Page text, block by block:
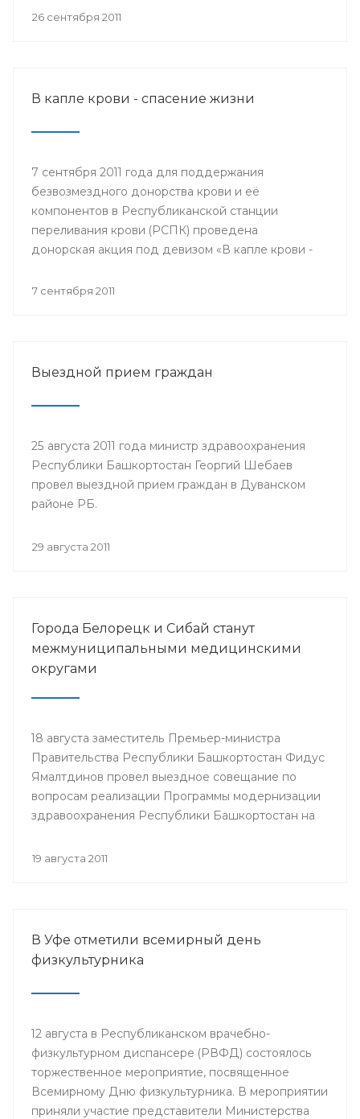
мобильном пункте заготовки крови донором мог
26 сентября 2011
В капле крови - спасение жизни
7 сентября 2011 года для поддержания
безвозмездного донорства крови и её
компонентов в Республиканской станции
переливания крови (РСПК) проведена
донорская акция под девизом «В капле крови -
7 сентября 2011
Выездной прием граждан
25 августа 2011 года министр здравоохранения
Республики Башкортостан Георгий Шебаев
провел выездной прием граждан в Дуванском
районе РБ.
29 августа 2011
Города Белорецк и Сибай станут
межмуниципальными медицинскими
округами
18 августа заместитель Премьер-министра
Правительства Республики Башкортостан Фидус
Ямалтдинов провел выездное совещание по
вопросам реализации Программы модернизации
здравоохранения Республики Башкортостан на
19 августа 2011
В Уфе отметили всемирный день
физкультурника
12 августа в Республиканском врачебно-
физкультурном диспансере (РВФД) состоялось
торжественное мероприятие, посвященное
Всемирному Дню физкультурника. В мероприятии
приняли участие представители Министерства